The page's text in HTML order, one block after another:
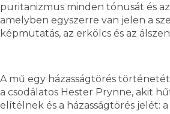
puritanizmus minden tónusát és
amelyben egyszerre van jelen a
képmutatás, az erkölcs és az
A mű egy házasságtörés
a csodálatos Hester Prynne, akit
elítélnek és a házasságtörés jelét: